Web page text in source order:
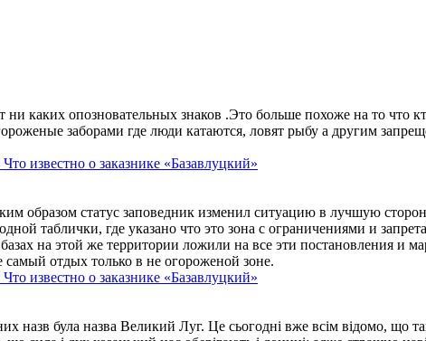
каких опозновательных знаков .Это больше похоже на то что
заборами где люди катаются, ловят рыбу а другим
известно о заказнике «Базавлуцкий»
образом статус заповедник изменил ситуацию в лучшую
таблички, где указано что это зона с ограничениями и
на этой же территории ложили на все эти постановления и
отдых только в не огороженой зоне.
известно о заказнике «Базавлуцкий»
назв була назва Великий Луг. Це сьогодні вже всім відомо, що